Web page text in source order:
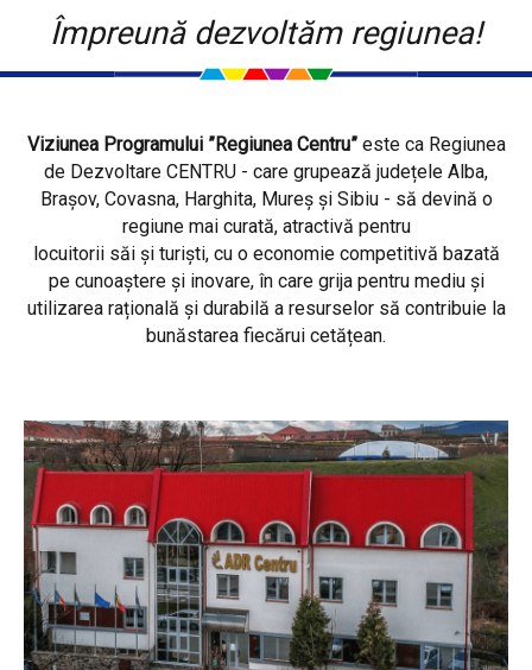
Împreună dezvoltăm regiunea!
Viziunea Programului ”Regiunea Centru”este ca Regiunea
de Dezvoltare CENTRU - care grupează județele Alba,
Brașov, Covasna, Harghita, Mureș și Sibiu - să devină o
regiune mai curată, atractivă pentru
locuitorii săi și turiști, cu o economie competitivă bazată
pe cunoaștere și inovare, în care grija pentru mediu și
utilizarea rațională și durabilă a resurselor să contribuie la
bunăstarea fiecărui cetățean.